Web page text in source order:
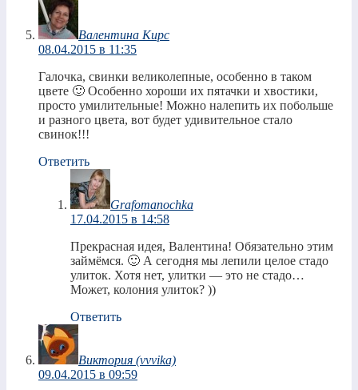
Валентина Кирс
08.04.2015 в 11:35
Галочка, свинки великолепные, особенно в таком
цвете 🙂 Особенно хороши их пятачки и хвостики,
просто умилительные! Можно налепить их побольше
и разного цвета, вот будет удивительное стало
свинок!!!
Ответить
Grafomanochka
17.04.2015 в 14:58
Прекрасная идея, Валентина! Обязательно этим
займёмся. 🙂 А сегодня мы лепили целое стадо
улиток. Хотя нет, улитки — это не стадо…
Может, колония улиток? ))
Ответить
Виктория (vvvika)
09.04.2015 в 09:59